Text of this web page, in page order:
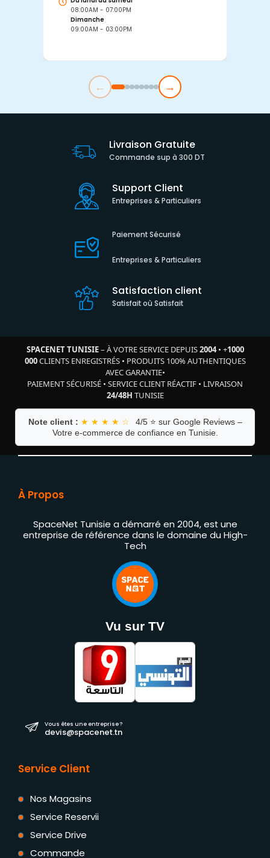
08:00AM - 07:00PM
Dimanche
09:00AM - 03:00PM
← →
Livraison Gratuite
Commande sup à 300 DT
Support Client
Entreprises & Particuliers
Paiement Sécurisé
Entreprises & Particuliers
Satisfaction client
Satisfait où Satisfait
SPACENET TUNISIE– À VOTRE SERVICE DEPUIS2004• +1000
000CLIENTS ENREGISTRÉS• PRODUITS 100% AUTHENTIQUES
AVEC GARANTIE•
PAIEMENT SÉCURISÉ • SERVICE CLIENT RÉACTIF • LIVRAISON
24/48H TUNISIE
Note client : ★ ★ ★ ★ ☆
4/5 ⭐ sur Google Reviews –
Votre e-commerce de confiance en Tunisie.
À Propos
SpaceNet Tunisie a démarré en 2004, est une
entreprise de référence dans le domaine du High-
Tech
Vu sur TV
Vous êtes une entreprise ?
devis@spacenet.tn
Service Client
Nos Magasins
Service Reservii
Service Drive
Commande